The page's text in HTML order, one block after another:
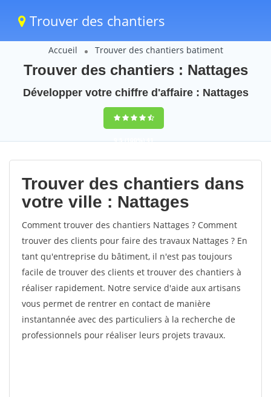
Trouver des chantiers
Accueil Trouver des chantiers batiment
Trouver des chantiers : Nattages
Développer votre chiffre d'affaire : Nattages
9,5(100%)41
votes
Trouver des chantiers dans
votre ville : Nattages
Comment trouver des chantiers Nattages ? Comment
trouver des clients pour faire des travaux Nattages ? En
tant qu'entreprise du bâtiment, il n'est pas toujours
facile de trouver des clients et trouver des chantiers à
réaliser rapidement. Notre service d'aide aux artisans
vous permet de rentrer en contact de manière
instantannée avec des particuliers à la recherche de
professionnels pour réaliser leurs projets travaux.